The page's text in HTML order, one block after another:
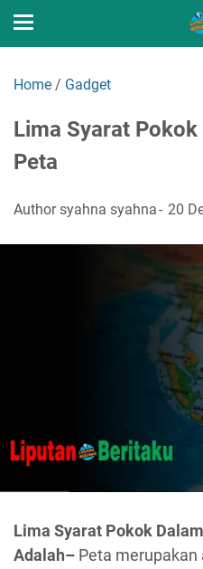
Home / Gadget
Lima Syarat
Peta
Authorsyahna syahna 20
Lima Syarat Pokok
Adalah– Peta